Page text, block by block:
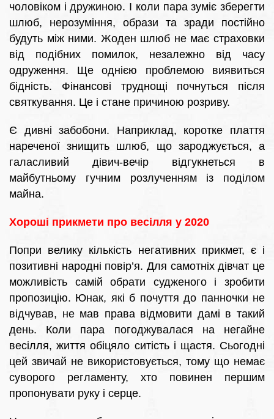
чоловіком і дружиною. І коли пара зуміє зберегти
шлюб, нерозуміння, образи та зради постійно
будуть між ними. Жоден шлюб не має страховки
від подібних помилок, незалежно від часу
одруження. Ще однією проблемою виявиться
бідність. Фінансові труднощі почнуться після
святкування. Це і стане причиною розриву.
Є дивні забобони. Наприклад, коротке плаття
нареченої знищить шлюб, що зароджується, а
галасливий дівич-вечір відгукнеться в
майбутньому гучним розлученням із поділом
майна.
Хороші прикмети про весілля у 2020
Попри велику кількість негативних прикмет, є і
позитивні народні повір’я. Для самотніх дівчат це
можливість самій обрати судженого і зробити
пропозицію. Юнак, які б почуття до панночки не
відчував, не мав права відмовити дамі в такий
день. Коли пара погоджувалася на негайне
весілля, життя обіцяло ситість і щастя. Сьогодні
цей звичай не використовується, тому що немає
суворого регламенту, хто повинен першим
пропонувати руку і серце.